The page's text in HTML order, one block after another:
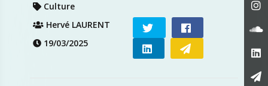
Culture
Hervé LAURENT
19/03/2025